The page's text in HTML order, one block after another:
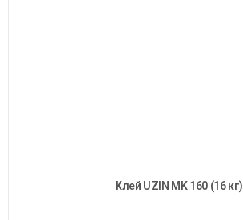
Клей UZIN MK 160 (16 кг)